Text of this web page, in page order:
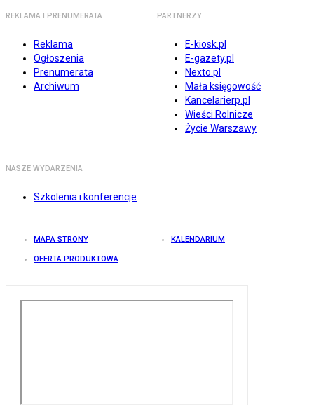
REKLAMA I PRENUMERATA
Reklama
Ogłoszenia
Prenumerata
Archiwum
PARTNERZY
E-kiosk.pl
E-gazety.pl
Nexto.pl
Mała księgowość
Kancelarierp.pl
Wieści Rolnicze
Życie Warszawy
NASZE WYDARZENIA
Szkolenia i konferencje
MAPA STRONY KALENDARIUM
OFERTA PRODUKTOWA